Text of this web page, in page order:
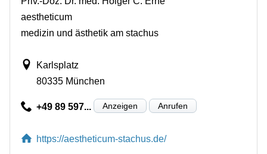
aestheticum
medizin und ästhetik am stachus
Karlsplatz
80335 München
+49 89 597... Anzeigen Anrufen
https://aestheticum-stachus.de/